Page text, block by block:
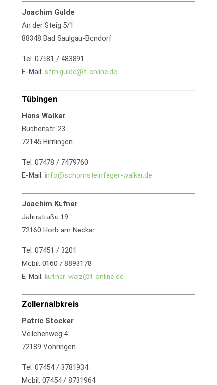
Joachim Gulde
An der Steig 5/1
88348 Bad Saulgau-Bondorf
Tel: 07581 / 483891
E-Mail: sfm.gulde@t-online.de
Tübingen
Hans Walker
Buchenstr. 23
72145 Hirrlingen
Tel: 07478 / 7479760
E-Mail: info@schornsteinfeger-walker.de
Joachim Kufner
Jahnstraße 19
72160 Horb am Neckar
Tel: 07451 / 3201
Mobil: 0160 / 8893178
E-Mail: kufner-walz@t-online.de
Zollernalbkreis
Patric Stocker
Veilchenweg 4
72189 Vöhringen
Tel: 07454 / 8781934
Mobil: 07454 / 8781964